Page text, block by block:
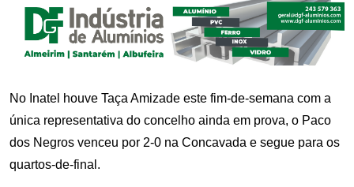
No Inatel houve Taça Amizade este fim-de-semana com a
única representativa do concelho ainda em prova, o Paco
dos Negros venceu por 2-0 na Concavada e segue para os
quartos-de-final.